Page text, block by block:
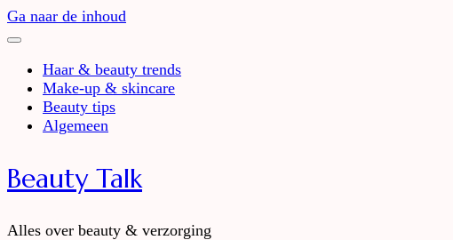
Ga naar de inhoud
Haar & beauty trends
Make-up & skincare
Beauty tips
Algemeen
Beauty Talk
Alles over beauty & verzorging